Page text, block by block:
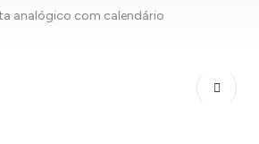
analógico com calendário